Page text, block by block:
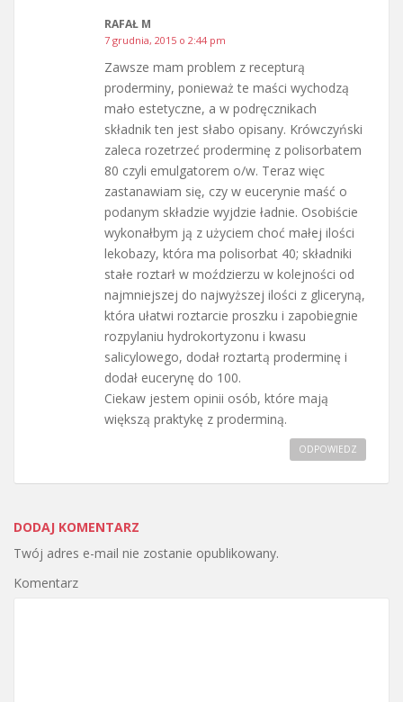
RAFAŁ M
7 grudnia, 2015 o 2:44 pm
Zawsze mam problem z recepturą
proderminy, ponieważ te maści wychodzą
mało estetyczne, a w podręcznikach
składnik ten jest słabo opisany. Krówczyński
zaleca rozetrzeć proderminę z polisorbatem
80 czyli emulgatorem o/w. Teraz więc
zastanawiam się, czy w eucerynie maść o
podanym składzie wyjdzie ładnie. Osobiście
wykonałbym ją z użyciem choć małej ilości
lekobazy, która ma polisorbat 40; składniki
stałe roztarł w moździerzu w kolejności od
najmniejszej do najwyższej ilości z gliceryną,
która ułatwi roztarcie proszku i zapobiegnie
rozpylaniu hydrokortyzonu i kwasu
salicylowego, dodał roztartą proderminę i
dodał eucerynę do 100.
Ciekaw jestem opinii osób, które mają
większą praktykę z proderminą.
ODPOWIEDZ
DODAJ KOMENTARZ
Twój adres e-mail nie zostanie opublikowany.
Komentarz